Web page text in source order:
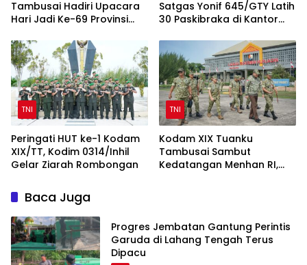
Tambusai Hadiri Upacara
Hari Jadi Ke-69 Provinsi
Satgas Yonif 645/GTY Latih
30 Paskibraka di Kantor
TNI
Peringati HUT ke-1 Kodam
XIX/TT, Kodim 0314/Inhil
Gelar Ziarah Rombongan
TNI
Kodam XIX Tuanku
Tambusai Sambut
Kedatangan Menhan RI,
Baca Juga
Progres Jembatan Gantung Perintis
Garuda di Lahang Tengah Terus
Dipacu